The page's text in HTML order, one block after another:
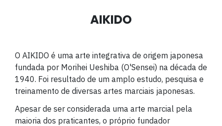
AIKIDO
O AIKIDO é uma arte integrativa de origem japonesa
fundada por Morihei Ueshiba (O'Sensei) na década de
1940. Foi resultado de um amplo estudo, pesquisa e
treinamento de diversas artes marciais japonesas.
Apesar de ser considerada uma arte marcial pela
maioria dos praticantes, o próprio fundador